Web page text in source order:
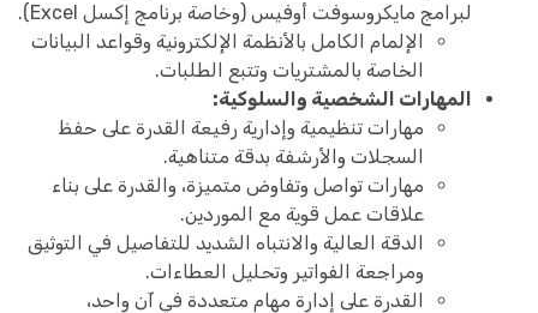
لبرامج مايكروسوفت أوفيس (وخاصة برنامج إكسل Excel).
الإلمام الكامل بالأنظمة الإلكترونية وقواعد البيانات
الخاصة بالمشتريات وتتبع الطلبات.
المهارات الشخصية والسلوكية:
مهارات تنظيمية وإدارية رفيعة القدرة على حفظ
السجلات والأرشفة بدقة متناهية.
مهارات تواصل وتفاوض متميزة، والقدرة على بناء
علاقات عمل قوية مع الموردين.
الدقة العالية والانتباه الشديد للتفاصيل في التوثيق
ومراجعة الفواتير وتحليل العطاءات.
القدرة على إدارة مهام متعددة في آن واحد،